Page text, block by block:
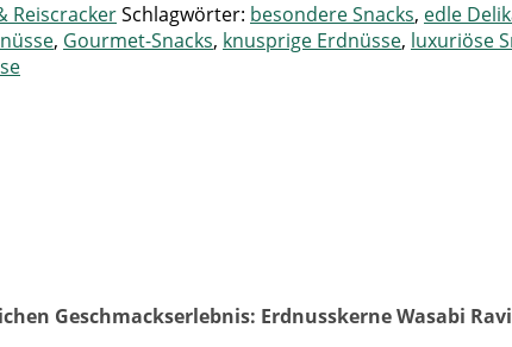
ReiscrackerSchlagwörter: besondere Snacks, edle
, Gourmet-Snacks, knusprige Erdnüsse, luxuriöse
Geschmackserlebnis: Erdnusskerne Wasabi